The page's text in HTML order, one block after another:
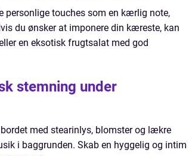
personlige touches som en kærlig note,
du ønsker at imponere din kæreste, kan
en eksotisk frugtsalat med god
stemning under
med stearinlys, blomster og lækre
i baggrunden. Skab en hyggelig og intim